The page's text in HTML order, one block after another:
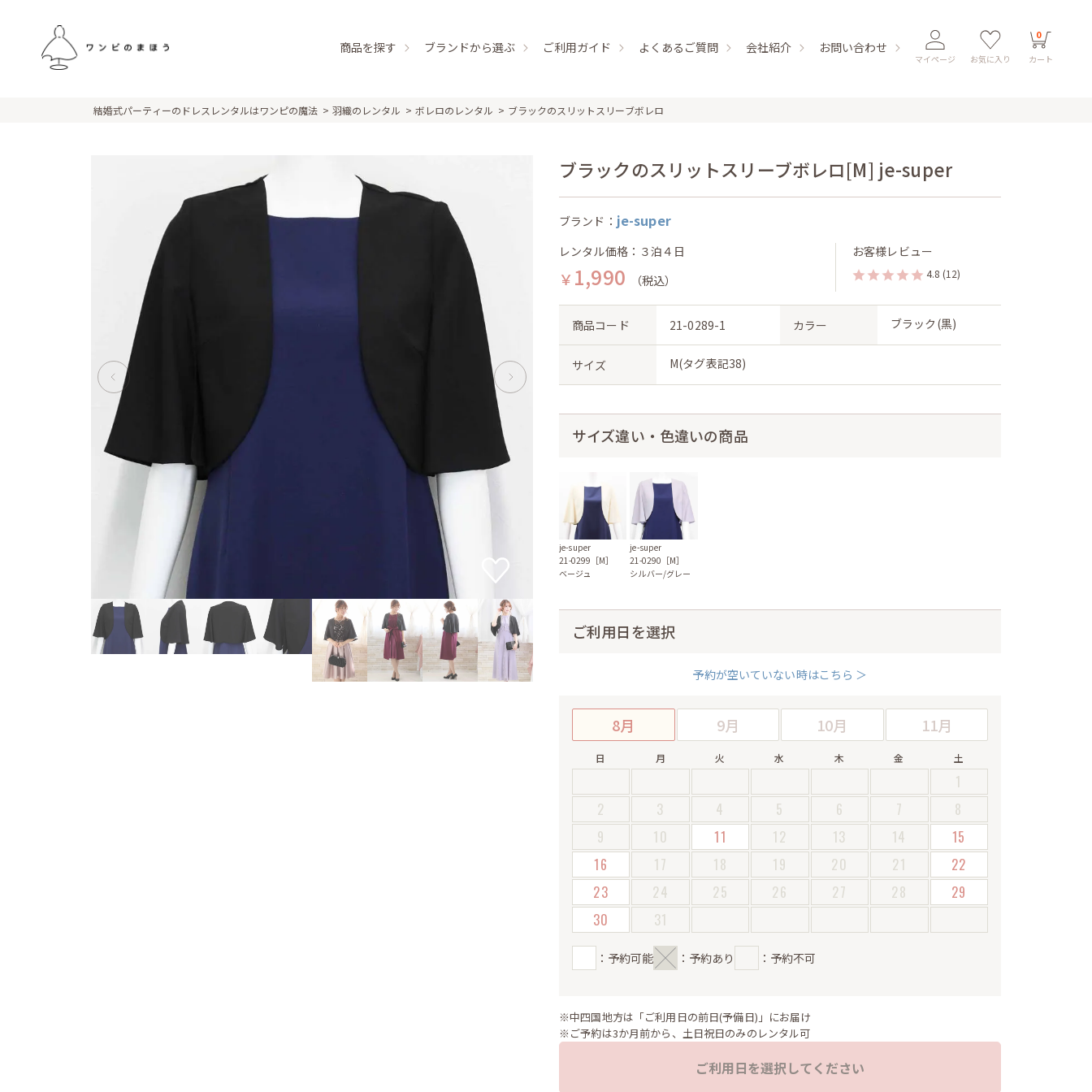
商品を探す ブランドから選ぶ ご利用ガイド よくあるご質問 会社紹介 お問い合わせ
マイページ お気に入り
0
カート
結婚式パーティーのドレスレンタルはワンピの魔法 羽織のレンタル ボレロのレンタル ブラックのスリットスリーブボレロ
ブラックのスリットスリーブボレロ[M] je-super
ブランド： je-super
レンタル価格：３泊４日
￥ 1,990 （税込）
お客様レビュー
4.8 (12)
商品コード 21-0289-1 カラー ブラック(黒)
サイズ M(タグ表記38)
サイズ違い・色違いの商品
je-super
21-0299［M］
ベージュ
je-super
21-0290［M］
シルバー/グレー
ご利用日を選択
予約が空いていない時はこちら ＞
8月 9月 10月 11月
日 月 火 水 木 金 土
1
2
3 4 5 6 7
8
9
10 11 12 13 14
15
16
17 18 19 20 21
22
23
24 25 26 27 28
29
30
31
：予約可能 ：予約あり ：予約不可
※中四国地方は「ご利用日の前日(予備日)」にお届け
※ご予約は3か月前から、土日祝日のみのレンタル可
ご利用日を選択してください